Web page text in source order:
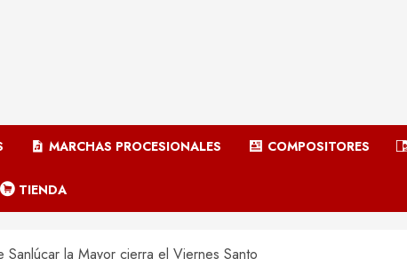
MARCHAS PROCESIONALES COMPOSITORES
TIENDA
la Mayor cierra el Viernes Santo